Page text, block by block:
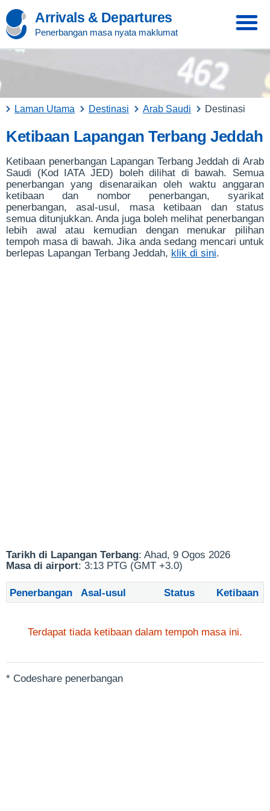
Arrivals & Departures
Penerbangan masa nyata maklumat
Laman Utama Destinasi Arab Saudi Destinasi
Ketibaan Lapangan Terbang Jeddah
Ketibaan penerbangan Lapangan Terbang Jeddah di Arab
Saudi (Kod IATA JED) boleh dilihat di bawah. Semua
penerbangan yang disenaraikan oleh waktu anggaran
ketibaan dan nombor penerbangan, syarikat
penerbangan, asal-usul, masa ketibaan dan status
semua ditunjukkan. Anda juga boleh melihat penerbangan
lebih awal atau kemudian dengan menukar pilihan
tempoh masa di bawah. Jika anda sedang mencari untuk
berlepas Lapangan Terbang Jeddah, klik di sini.
Tarikh di Lapangan Terbang: Ahad, 9 Ogos 2026
Masa di airport: 3:13 PTG (GMT +3.0)
Penerbangan Asal-usul Status Ketibaan
Terdapat tiada ketibaan dalam tempoh masa ini.
* Codeshare penerbangan